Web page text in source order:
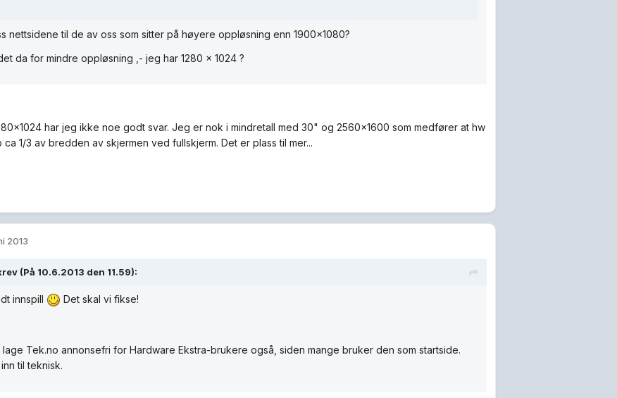
nettsidene til de av oss som sitter på høyere oppløsning enn 1900x1080?
da for mindre oppløsning ,- jeg har 1280 x 1024 ?
har jeg ikke noe godt svar. Jeg er nok i mindretall med 30" og 2560x1600 som medfører at hw
1/3 av bredden av skjermen ved fullskjerm. Det er plass til mer...
2013
(På 10.6.2013 den 11.59):
innspill Det skal vi fikse!
Tek.no annonsefri for Hardware Ekstra-brukere også, siden mange bruker den som startside.
til teknisk.